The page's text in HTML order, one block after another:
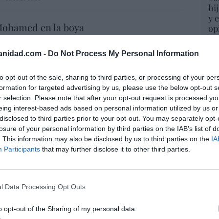
- Do Not Process My Personal Information
opt-out of the sale, sharing to third parties, or processing of your
for targeted advertising by us, please use the below opt-out
selection. Please note that after your opt-out request is processed
interest-based ads based on personal information utilized by us
to third parties prior to your opt-out. You may separately
of your personal information by third parties on the IAB’s list of
This information may also be disclosed by us to third parties on the
Participants that may further disclose it to other third parties.
Data Processing Opt Outs
opt-out of the Sharing of my personal data.
en la boya
La bancada provida impulsa una
incluir que el derecho a la vida es
“desde la fecundación”
08/08/26 06:00
de Hiroshima no perseguía a Occidente,
sí: era la ciudad católica del Japón
08/08/26 06:00
y